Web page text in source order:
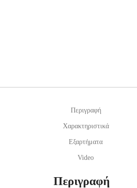
Περιγραφή
Χαρακτηριστικά
Εξαρτήματα
Video
Περιγραφή